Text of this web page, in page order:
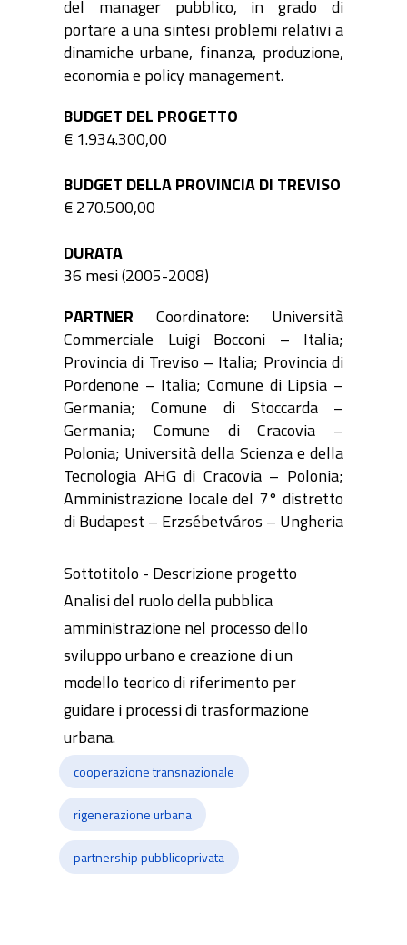
del manager pubblico, in grado di
portare a una sintesi problemi relativi a
dinamiche urbane, finanza, produzione,
economia e policy management.
BUDGET DEL PROGETTO
€ 1.934.300,00
BUDGET DELLA PROVINCIA DI TREVISO
€ 270.500,00
DURATA
36 mesi (2005-2008)
PARTNER Coordinatore: Università
Commerciale Luigi Bocconi – Italia;
Provincia di Treviso – Italia; Provincia di
Pordenone – Italia; Comune di Lipsia –
Germania; Comune di Stoccarda –
Germania; Comune di Cracovia –
Polonia; Università della Scienza e della
Tecnologia AHG di Cracovia – Polonia;
Amministrazione locale del 7° distretto
di Budapest – Erzsébetváros – Ungheria
Sottotitolo - Descrizione progetto
Analisi del ruolo della pubblica
amministrazione nel processo dello
sviluppo urbano e creazione di un
modello teorico di riferimento per
guidare i processi di trasformazione
urbana.
cooperazione transnazionale
rigenerazione urbana
partnership pubblicoprivata